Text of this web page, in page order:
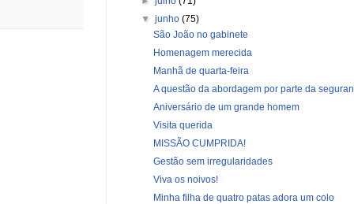
▼junho(75)
São João no gabinete
Homenagem merecida
Manhã de quarta-feira
A questão da abordagem por parte da
Aniversário de um grande homem
Visita querida
MISSÃO CUMPRIDA!
Gestão sem irregularidades
Viva os noivos!
Minha filha de quatro patas adora um colo